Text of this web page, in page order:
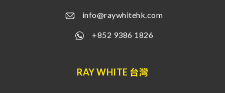
info@raywhitehk.com
+852 9386 1826
RAY WHITE 台灣